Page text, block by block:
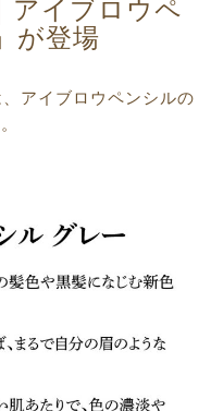
アイブロウペ
が登場
アイブロウペンシルの